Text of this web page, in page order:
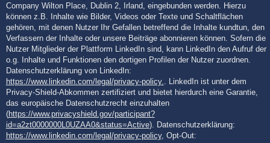
Company Wilton Place, Dublin 2, Irland, eingebunden werden. Hierzu
können z.B. Inhalte wie Bilder, Videos oder Texte und Schaltflächen
gehören, mit denen Nutzer Ihr Gefallen betreffend die Inhalte kundtun, den
Verfassern der Inhalte oder unsere Beiträge abonnieren können. Sofern die
Nutzer Mitglieder der Plattform LinkedIn sind, kann LinkedIn den Aufruf der
o.g. Inhalte und Funktionen den dortigen Profilen der Nutzer zuordnen.
Datenschutzerklärung von LinkedIn:
https://www.linkedin.com/legal/privacy-policy.
. LinkedIn ist unter dem
Privacy-Shield-Abkommen zertifiziert und bietet hierdurch eine Garantie,
das europäische Datenschutzrecht einzuhalten
(https://www.privacyshield.gov/participant?
id=a2zt0000000L0UZAA0&status=Active). Datenschutzerklärung:
https://www.linkedin.com/legal/privacy-policy, Opt-Out: